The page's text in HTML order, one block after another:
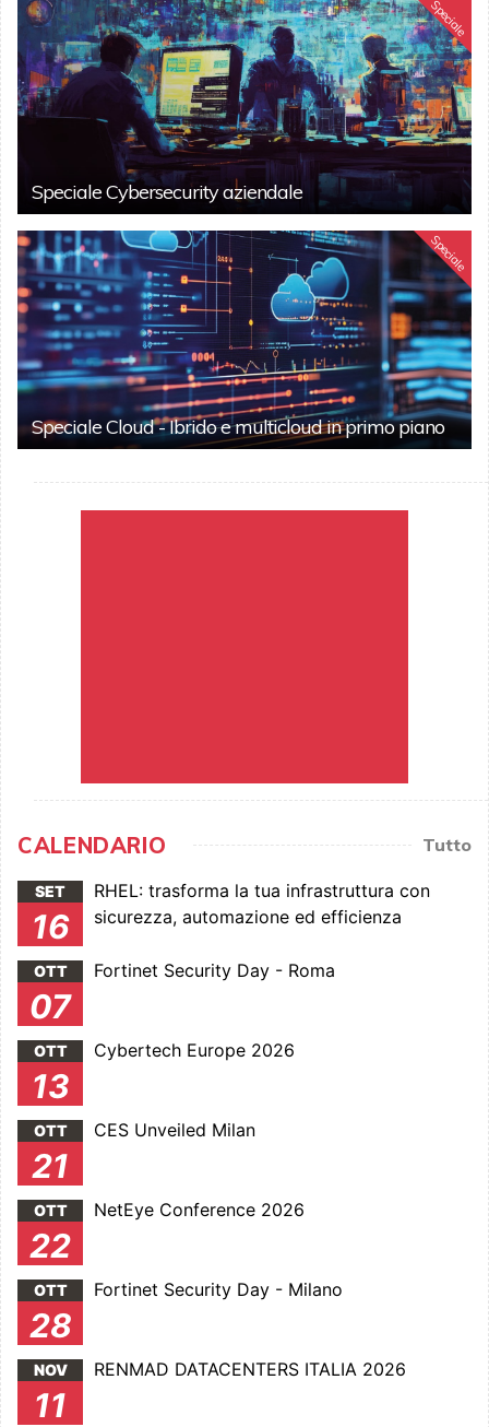
Speciale
Speciale Cybersecurity aziendale
Speciale
Speciale Cloud - Ibrido e multicloud in primo piano
CALENDARIO Tutto
SET
16
RHEL: trasforma la tua infrastruttura con
sicurezza, automazione ed efficienza
OTT
07
Fortinet Security Day - Roma
OTT
13
Cybertech Europe 2026
OTT
21
CES Unveiled Milan
OTT
22
NetEye Conference 2026
OTT
28
Fortinet Security Day - Milano
NOV
11
RENMAD DATACENTERS ITALIA 2026